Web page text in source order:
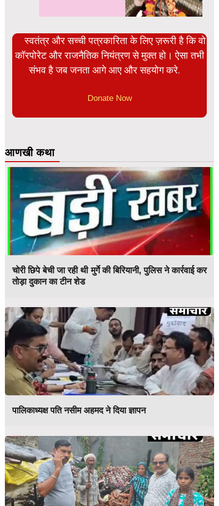
स्वतंत्र और सच्ची पत्रकारिता के लिए ज़रूरी है कि वो
कॉरपोरेट और राजनैतिक नियंत्रण से मुक्त हो। ऐसा तभी
संभव है जब जनता आगे आए और सहयोग करे.
Donate Now
आणखी कथा
चोरी छिपे बेची जा रही थी मुर्गे की बिरियानी, पुलिस ने कार्रवाई कर
तोड़ा दुकान का टीन शेड
पालिकाध्यक्ष पति नसीम अहमद ने दिया ज्ञापन